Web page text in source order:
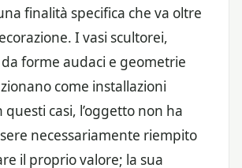
finalità specifica che va oltre
I vasi scultorei,
forme audaci e geometrie
come installazioni
casi, l’oggetto non ha
necessariamente riempito
il proprio valore; la sua